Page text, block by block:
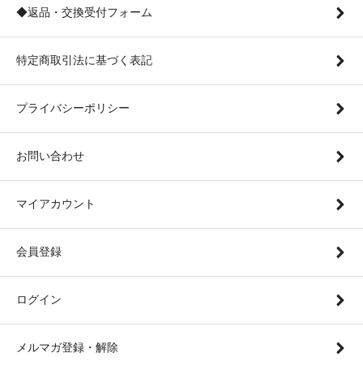
◆返品・交換受付フォーム
特定商取引法に基づく表記
プライバシーポリシー
お問い合わせ
マイアカウント
会員登録
ログイン
メルマガ登録・解除